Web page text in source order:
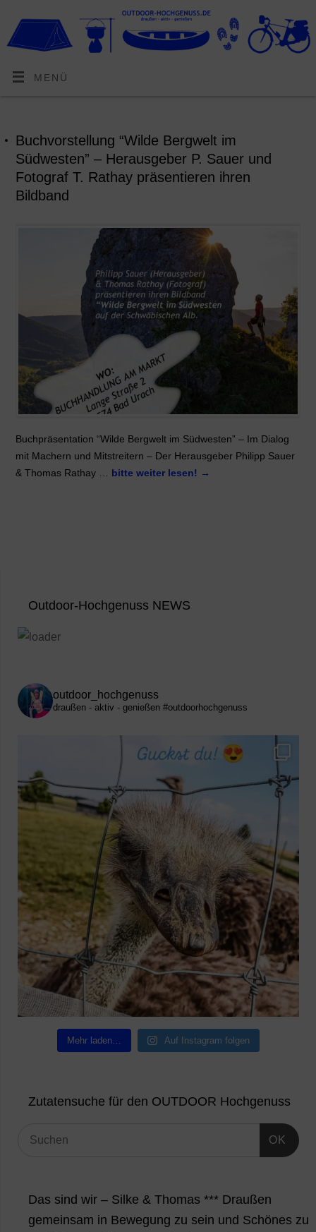
MENÜ
Buchvorstellung “Wilde Bergwelt im
Südwesten” – Herausgeber P. Sauer und
Fotograf T. Rathay präsentieren ihren
Bildband
Buchpräsentation “Wilde Bergwelt im Südwesten” – Im Dialog
mit Machern und Mitstreitern – Der Herausgeber Philipp Sauer
& Thomas Rathay … bitte weiter lesen! →
Outdoor-Hochgenuss NEWS
outdoor_hochgenuss
draußen - aktiv - genießen #outdoorhochgenuss
Mehr laden… Auf Instagram folgen
Zutatensuche für den OUTDOOR Hochgenuss
OK
Das sind wir – Silke & Thomas *** Draußen
gemeinsam in Bewegung zu sein und Schönes zu